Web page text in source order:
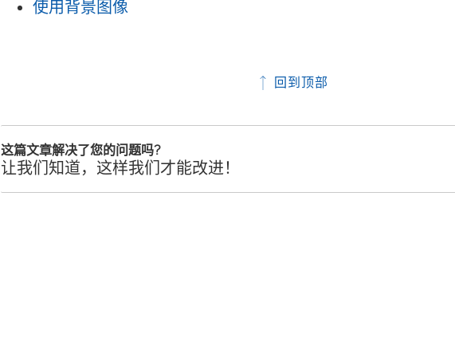
使用背景图像
回到顶部
这篇文章解决了您的问题吗?
让我们知道，这样我们才能改进！